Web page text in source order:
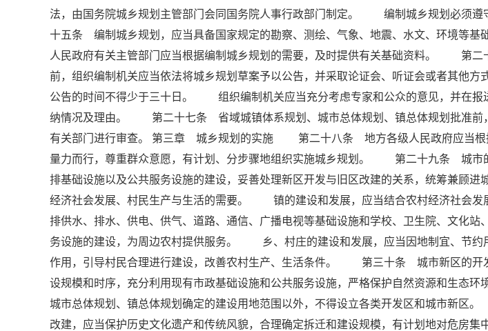
法，由国务院城乡规划主管部门会同国务院人事行政部门制定。 编制城乡规划必
十五条 编制城乡规划，应当具备国家规定的勘察、测绘、气象、地震、水文、环境
人民政府有关主管部门应当根据编制城乡规划的需要，及时提供有关基础资料。 第
前，组织编制机关应当依法将城乡规划草案予以公告，并采取论证会、听证会或者其他方
公告的时间不得少于三十日。 组织编制机关应当充分考虑专家和公众的意见，并在报
纳情况及理由。 第二十七条 省域城镇体系规划、城市总体规划、镇总体规划批准前
有关部门进行审查。 第三章 城乡规划的实施 第二十八条 地方各级人民政府应当根
量力而行，尊重群众意愿，有计划、分步骤地组织实施城乡规划。 第二十九条 城市
排基础设施以及公共服务设施的建设，妥善处理新区开发与旧区改建的关系，统筹兼顾进
经济社会发展、村民生产与生活的需要。 镇的建设和发展，应当结合农村经济社会发
排供水、排水、供电、供气、道路、通信、广播电视等基础设施和学校、卫生院、文化站
务设施的建设，为周边农村提供服务。 乡、村庄的建设和发展，应当因地制宜、节约
作用，引导村民合理进行建设，改善农村生产、生活条件。 第三十条 城市新区的开
设规模和时序，充分利用现有市政基础设施和公共服务设施，严格保护自然资源和生
城市总体规划、镇总体规划确定的建设用地范围以外，不得设立各类开发区和城市新
改建，应当保护历史文化遗产和传统风貌，合理确定拆迁和建设规模，有计划地对危房集